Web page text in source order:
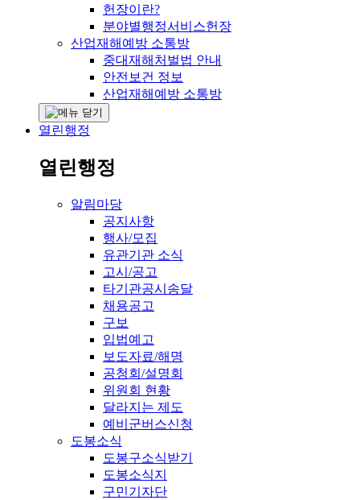
헌장이란?
분야별행정서비스헌장
산업재해예방 소통방
중대재해처벌법 안내
안전보건 정보
산업재해예방 소통방
열린행정
열린행정
알림마당
공지사항
행사/모집
유관기관 소식
고시/공고
타기관공시송달
채용공고
구보
입법예고
보도자료/해명
공청회/설명회
위원회 현황
달라지는 제도
예비군버스신청
도봉소식
도봉구소식받기
도봉소식지
구민기자단